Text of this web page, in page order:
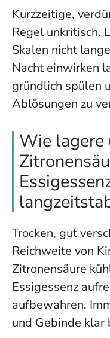
Kurzzeitige,
Regel unkritisch.
Skalen nicht
Nacht einwirken
gründlich spülen
Ablösungen zu
Wie lagere
Trocken, gut
Reichweite von
Zitronensäure
Essigessenz
aufbewahren.
und Gebinde klar